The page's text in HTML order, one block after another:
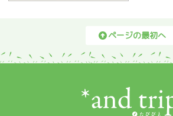
ページの最初へ